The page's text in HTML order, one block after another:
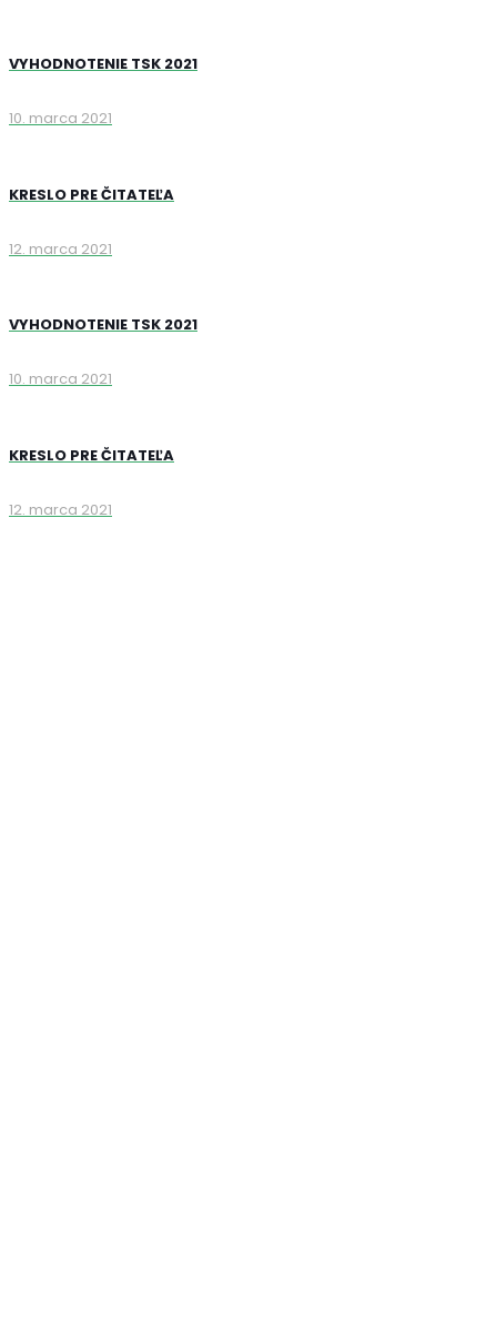
VYHODNOTENIE TSK 2021
10. marca 2021
KRESLO PRE ČITATEĽA
12. marca 2021
VYHODNOTENIE TSK 2021
10. marca 2021
KRESLO PRE ČITATEĽA
12. marca 2021